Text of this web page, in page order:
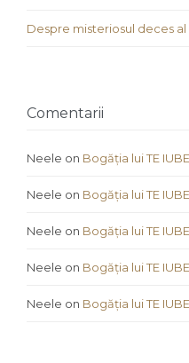
Despre misteriosul deces
Comentarii
Neele on Bogăția lui TE
Neele on Bogăția lui TE
Neele on Bogăția lui TE
Neele on Bogăția lui TE
Neele on Bogăția lui TE